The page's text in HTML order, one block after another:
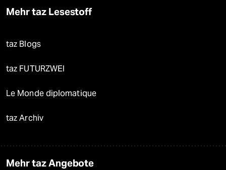
Mehr taz Lesestoff
taz Blogs
taz FUTURZWEI
Le Monde diplomatique
taz Archiv
Mehr taz Angebote